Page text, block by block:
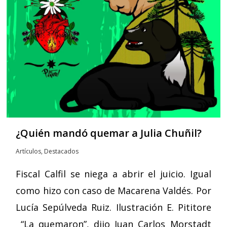
¿Quién mandó quemar a Julia Chuñil?
Artículos, Destacados
Fiscal Calfil se niega a abrir el juicio. Igual
como hizo con caso de Macarena Valdés. Por
Lucía Sepúlveda Ruiz. Ilustración E. Pititore
“La quemaron”, dijo Juan Carlos Morstadt